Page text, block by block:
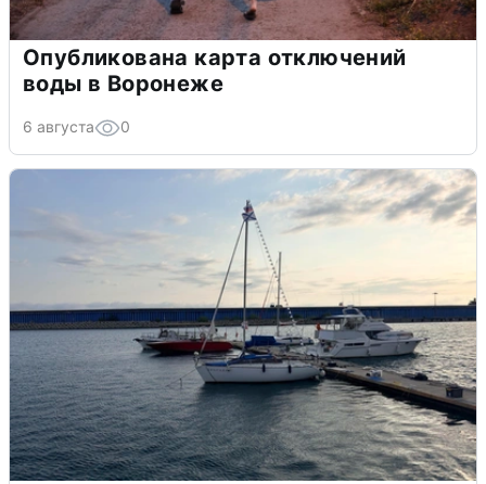
Опубликована карта отключений
воды в Воронеже
6 августа 0